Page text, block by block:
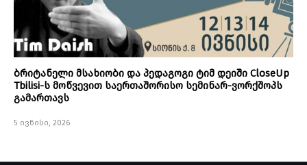
ბრიტანელი მსახიობი და პედაგოგი ტიმ დეიში CloseUp
Tbilisi-ს მოწვევით საერთაშორისო სემინარ-ვორქშოპს
გამართავს
5 ივნისი, 2026